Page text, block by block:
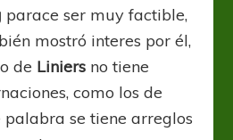
parace ser muy factible,
mostró interes por él,
de Liniers no tiene
como los de
palabra se tiene arreglos